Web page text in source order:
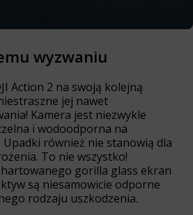
wyzwaniu
Action 2 na swoją kolejną
jej nawet
Kamera jest niezwykle
i wodoodporna na
Upadki również nie stanowią dla
To nie wszystko!
hartowanego gorilla glass ekran
są niesamowicie odporne
rodzaju uszkodzenia.